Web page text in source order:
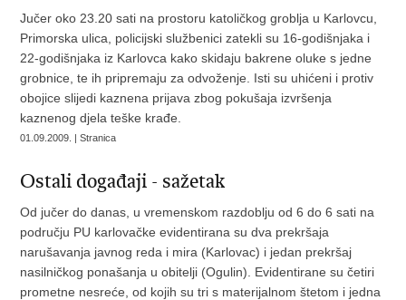
Jučer oko 23.20 sati na prostoru katoličkog groblja u Karlovcu,
Primorska ulica, policijski službenici zatekli su 16-godišnjaka i
22-godišnjaka iz Karlovca kako skidaju bakrene oluke s jedne
grobnice, te ih pripremaju za odvoženje. Isti su uhićeni i protiv
obojice slijedi kaznena prijava zbog pokušaja izvršenja
kaznenog djela teške krađe.
01.09.2009. | Stranica
Ostali događaji - sažetak
Od jučer do danas, u vremenskom razdoblju od 6 do 6 sati na
području PU karlovačke evidentirana su dva prekršaja
narušavanja javnog reda i mira (Karlovac) i jedan prekršaj
nasilničkog ponašanja u obitelji (Ogulin). Evidentirane su četiri
prometne nesreće, od kojih su tri s materijalnom štetom i jedna